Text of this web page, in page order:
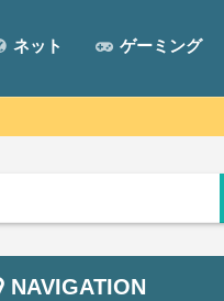
ネット ゲーミング
NAVIGATION